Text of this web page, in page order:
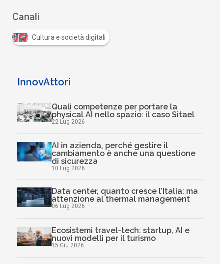
Canali
Cultura e società digitali
InnovAttori
Quali competenze per portare la
physical AI nello spazio: il caso Sitael
22 Lug 2026
AI in azienda, perché gestire il
cambiamento è anche una questione
di sicurezza
10 Lug 2026
Data center, quanto cresce l’Italia: ma
attenzione al thermal management
06 Lug 2026
Ecosistemi travel-tech: startup, AI e
nuovi modelli per il turismo
15 Giu 2026